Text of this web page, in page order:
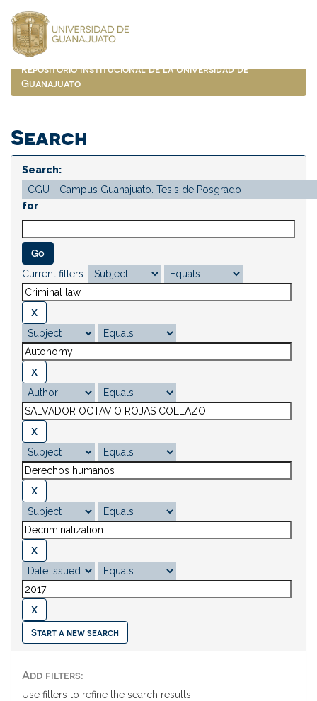
navigation
Repositorio Institucional de la Universidad de
Guanajuato
Search
Search:
for
Current filters:
Start a new search
Add filters:
Use filters to refine the search results.